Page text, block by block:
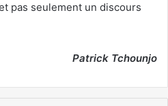
pas seulement un discours
Patrick Tchounjo